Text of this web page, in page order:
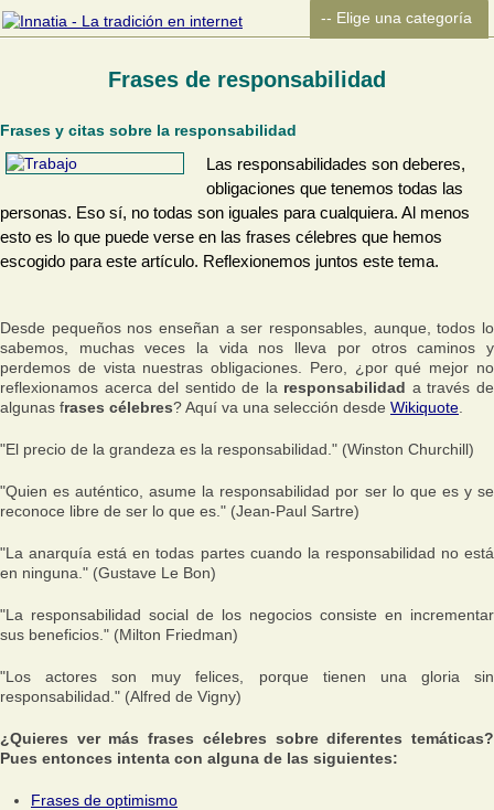
Frases de responsabilidad
Frases y citas sobre la responsabilidad
Las responsabilidades son deberes,
obligaciones que tenemos todas las
personas. Eso sí, no todas son iguales para cualquiera. Al menos
esto es lo que puede verse en las frases célebres que hemos
escogido para este artículo. Reflexionemos juntos este tema.
Desde pequeños nos enseñan a ser responsables, aunque, todos lo
sabemos, muchas veces la vida nos lleva por otros caminos y
perdemos de vista nuestras obligaciones. Pero, ¿por qué mejor no
reflexionamos acerca del sentido de la responsabilidad a través de
algunas frases célebres? Aquí va una selección desde Wikiquote
"El precio de la grandeza es la responsabilidad." (Winston Churchill)
"Quien es auténtico, asume la responsabilidad por ser lo que es y se
reconoce libre de ser lo que es." (Jean-Paul Sartre)
"La anarquía está en todas partes cuando la responsabilidad no está
en ninguna." (Gustave Le Bon)
"La responsabilidad social de los negocios consiste en incrementar
sus beneficios." (Milton Friedman)
"Los actores son muy felices, porque tienen una gloria sin
responsabilidad." (Alfred de Vigny)
¿Quieres ver más frases célebres sobre diferentes temáticas?
Pues entonces intenta con alguna de las siguientes:
Frases de optimismo